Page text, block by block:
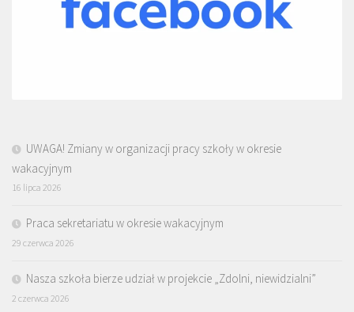
UWAGA! Zmiany w organizacji pracy szkoły w okresie
wakacyjnym
16 lipca 2026
Praca sekretariatu w okresie wakacyjnym
29 czerwca 2026
Nasza szkoła bierze udział w projekcie „Zdolni, niewidzialni”
2 czerwca 2026